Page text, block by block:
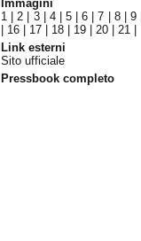
Immagini
1 |2 3| 4|5 |6 |7 8| 9|
16 17 18 19 |20 |21
Link esterni
Sito ufficiale
Pressbook completo